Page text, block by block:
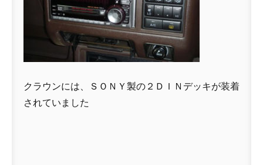
クラウンには、ＳＯＮＹ製の２ＤＩＮデッキが装着
されていました